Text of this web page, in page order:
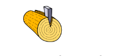
Inhalt
springen